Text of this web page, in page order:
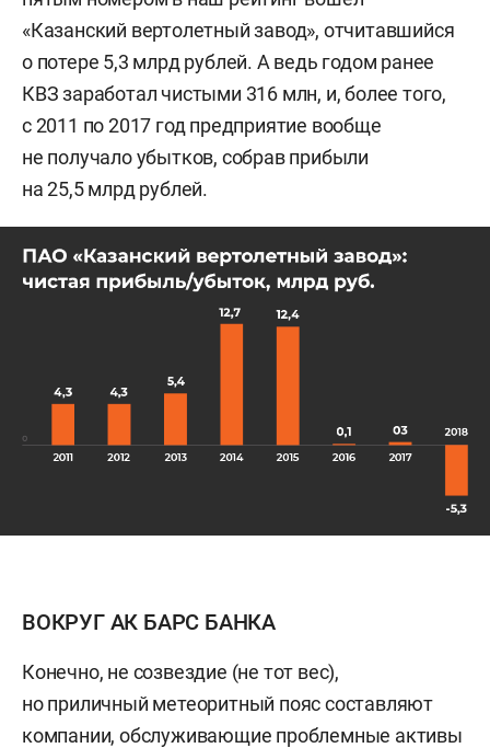
«Казанский вертолетный завод», отчитавшийся
о потере 5,3 млрд рублей. А ведь годом ранее
КВЗ заработал чистыми 316 млн, и, более того,
с 2011 по 2017 год предприятие вообще
не получало убытков, собрав прибыли
на 25,5 млрд рублей.
ВОКРУГ АК БАРС БАНКА
Конечно, не созвездие (не тот вес),
но приличный метеоритный пояс составляют
компании, обслуживающие проблемные активы